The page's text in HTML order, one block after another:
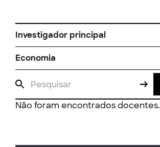
Investigador principal
Economia
Não foram encontrados docentes.